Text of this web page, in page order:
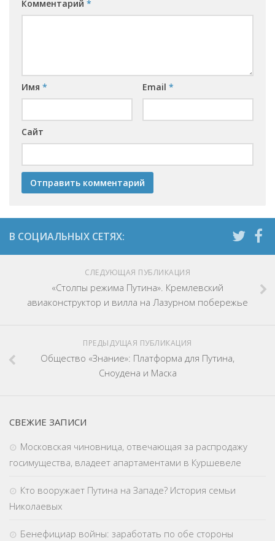
Комментарий *
Имя * Email *
Сайт
СЛЕДУЮЩАЯ ПУБЛИКАЦИЯ
«Столпы режима Путина». Кремлевский
авиаконструктор и вилла на Лазурном побережье
ПРЕДЫДУЩАЯ ПУБЛИКАЦИЯ
Общество «Знание»: Платформа для Путина,
Сноудена и Маска
СВЕЖИЕ ЗАПИСИ
Московская чиновница, отвечающая за распродажу
госимущества, владеет апартаментами в Куршевеле
Кто вооружает Путина на Западе? История семьи
Николаевых
Бенефициар войны: заработать по обе стороны